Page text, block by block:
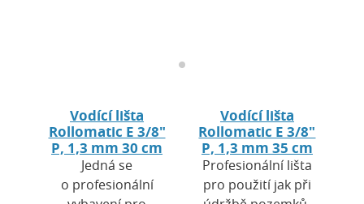
Vodící lišta
Rollomatic E 3/8"
P, 1,3 mm 30 cm
Jedná se
o profesionální
Vodící lišta
Rollomatic E 3/8"
P, 1,3 mm 35 cm
Profesionální lišta
pro použití jak při